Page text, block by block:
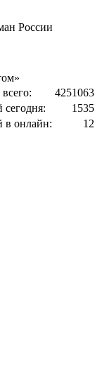
России
4251063
сегодня:
1535
в онлайн:
12